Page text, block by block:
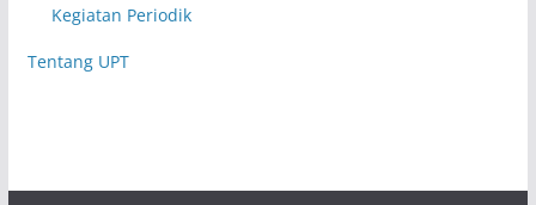
Kegiatan Periodik
Tentang UPT